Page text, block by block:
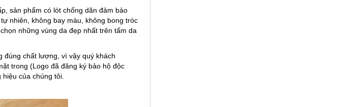
sản phẩm có lót chống dãn đảm bảo
nhiên, không bay màu, không bong tróc
những vùng da đẹp nhất trên tấm da
chất lượng, vì vậy quý khách
trong (Logo đã đăng ký bảo hộ độc
của chúng tôi.